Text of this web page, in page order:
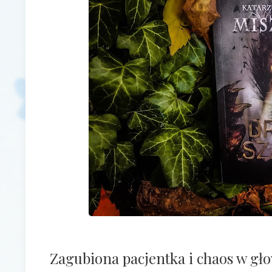
Zagubiona pacjentka i chaos w